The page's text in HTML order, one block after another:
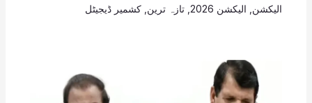
الیکشن الیکشن 2026 , تازہ ترین کشمیر ڈیجیٹل